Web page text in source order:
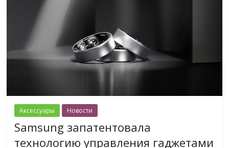
Аксессуары Новости
Samsung запатентовала
технологию управления гаджетами